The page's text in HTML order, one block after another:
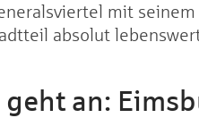
mit
absolut
an: